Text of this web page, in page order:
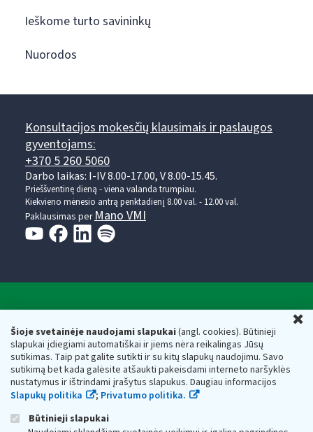
Šioje svetainėje naudojami slapukai(angl. cookies). Būtinieji
slapukai įdiegiami automatiškai ir jiems nėra reikalingas Jūsų
sutikimas. Taip pat galite sutikti ir su kitų slapukų naudojimu. Savo
sutikimą bet kada galėsite atšaukti pakeisdami interneto naršyklės
nustatymus ir ištrindami įrašytus slapukus. Daugiau informacijos
Slapukų politika
; Privatumo politika.
Būtinieji slapukai
Ieškome turto savininkų
Nuorodos
Konsultacijos mokesčių klausimais ir paslaugos
gyventojams:
+370 5 260 5060
Darbo laikas: I-IV 8.00-17.00, V 8.00-15.45.
Prieššventinę dieną - viena valanda trumpiau.
Kiekvieno mėnesio antrą penktadienį 8.00 val. - 12.00 val.
Paklausimas per Mano VMI
Respublikos finansų ministerijos
Biudžetinė įstaiga. Juridinio asmens kodas — 188659752,
adresas: Vasario 16-osios g. 14, 01107 Vilnius, Lietuva, el.paštas:
vmi@vmi.lt, E. pristatymo dėžutės adresas 188659752
Duomenys apie Valstybinę mokesčių inspekciją prie Lietuvos
Respublikos finansų ministerijos kaupiami ir saugomi Juridinių